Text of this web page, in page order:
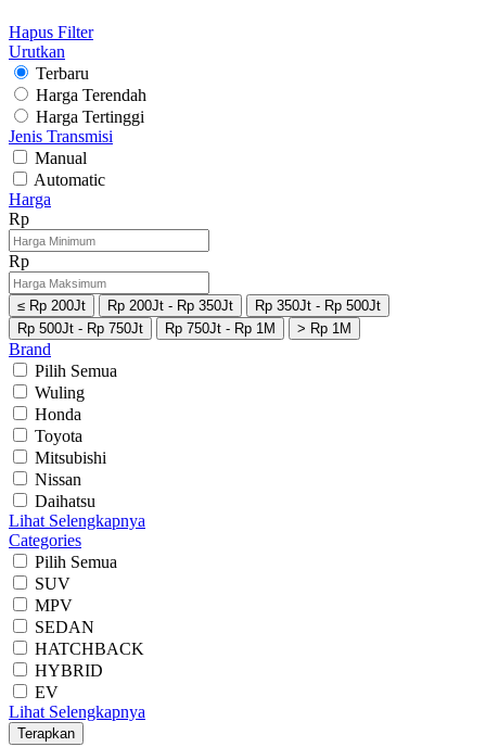
Hapus Filter
Urutkan
Terbaru
Harga Terendah
Harga Tertinggi
Jenis Transmisi
Manual
Automatic
Harga
Rp
Rp
≤ Rp 200Jt Rp 200Jt - Rp 350Jt
Rp 350Jt - Rp 500Jt
Rp 500Jt - Rp 750Jt
Rp 750Jt - Rp 1M > Rp 1M
Brand
Pilih Semua
Wuling
Honda
Toyota
Mitsubishi
Nissan
Daihatsu
Lihat Selengkapnya
Categories
Pilih Semua
SUV
MPV
SEDAN
HATCHBACK
HYBRID
EV
Lihat Selengkapnya
Terapkan